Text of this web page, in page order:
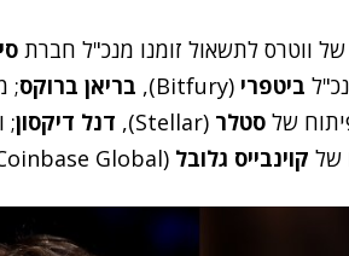
ווטרס לתשאול זומנו מנכ"ל חברת
ביטפרי (Bitfury), בריאן ברוקס;
של סטלר (Stellar), דנל דיקסון; ו
של קוינבייס גלובל (Coinbase Global) זומן על תקן משקיף לשימוע.